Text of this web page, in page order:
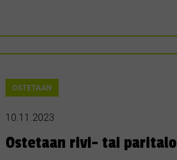
OSTETAAN
10.11.2023
Ostetaan rivi- tai paritalo